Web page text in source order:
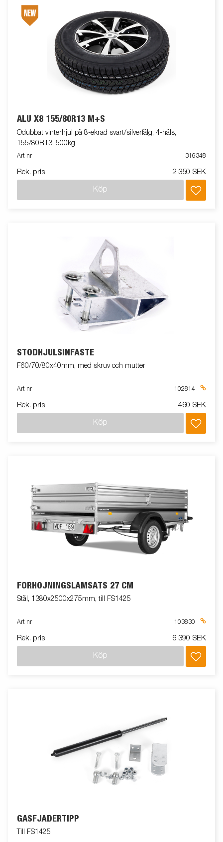
ALU X8 155/80R13 M+S
Odubbat vinterhjul på 8-ekrad svart/silverfälg, 4-håls,
155/80R13, 500kg
Art nr 316348
Rek. pris 2 350 SEK
Köp
STÖDHJULSINFÄSTE
F60/70/80x40mm, med skruv och mutter
Art nr 102814
Rek. pris 460 SEK
Köp
FÖRHÖJNINGSLÄMSATS 27 CM
Stål, 1380x2500x275mm, till FS1425
Art nr 103830
Rek. pris 6 390 SEK
Köp
GASFJÄDERTIPP
Till FS1425